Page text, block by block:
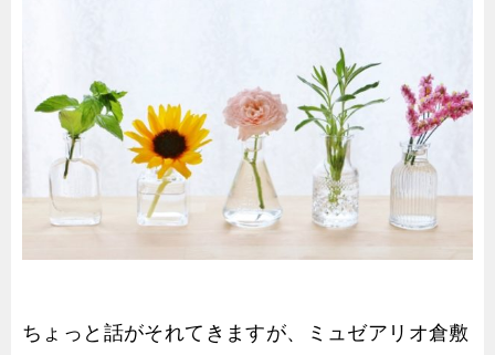
ちょっと話がそれてきますが、ミュゼアリオ倉敷